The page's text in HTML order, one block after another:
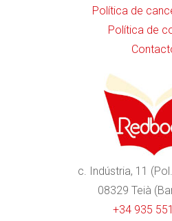
Política de
Política de
c. Indústria, 11
08329 Teià
+34 935